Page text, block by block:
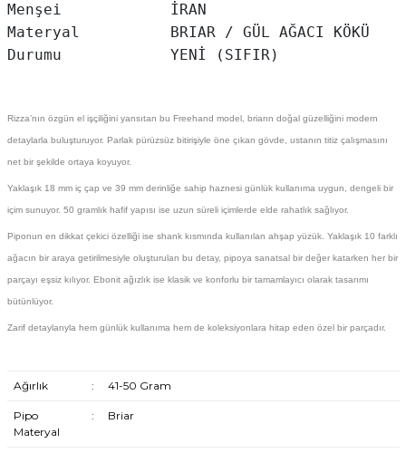
Menşei            İRAN
Materyal          BRIAR / GÜL AĞACI KÖKÜ
Rizza’nın özgün el işçiliğini yansıtan bu Freehand model, briarın doğal güzelliğini modern
detaylarla buluşturuyor. Parlak pürüzsüz bitirişiyle öne çıkan gövde, ustanın titiz çalışmasını
net bir şekilde ortaya koyuyor.
Yaklaşık 18 mm iç çap ve 39 mm derinliğe sahip haznesi günlük kullanıma uygun, dengeli bir
içim sunuyor. 50 gramlık hafif yapısı ise uzun süreli içimlerde elde rahatlık sağlıyor.
Piponun en dikkat çekici özelliği ise shank kısmında kullanılan ahşap yüzük. Yaklaşık 10 farklı
ağacın bir araya getirilmesiyle oluşturulan bu detay, pipoya sanatsal bir değer katarken her bir
parçayı eşsiz kılıyor. Ebonit ağızlık ise klasik ve konforlu bir tamamlayıcı olarak tasarımı
bütünlüyor.
Zarif detaylarıyla hem günlük kullanıma hem de koleksiyonlara hitap eden özel bir parçadır.
Ağırlık : 41-50 Gram
Pipo
Materyal
: Briar